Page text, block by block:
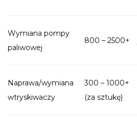
Wymiana pompy
paliwowej
800 – 2500+
Naprawa/wymiana
wtryskiwaczy
300 – 1000+
(za sztukę)